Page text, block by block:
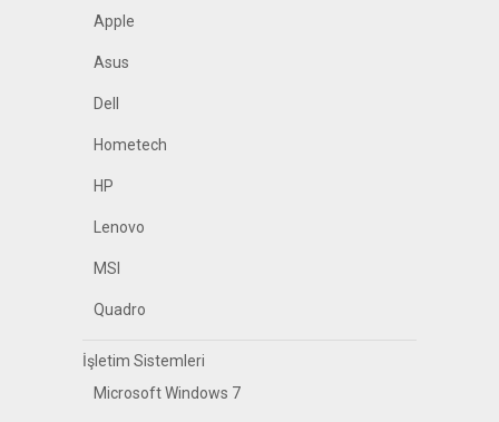
Apple
Asus
Dell
Hometech
HP
Lenovo
MSI
Quadro
İşletim Sistemleri
Microsoft Windows 7